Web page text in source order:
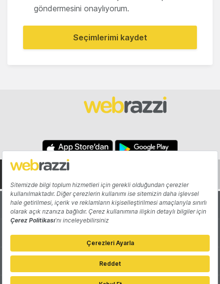
göndermesini onaylıyorum.
Seçimlerimi kaydet
Hakkında Yazarlar
Katkıda Bulun Reklam